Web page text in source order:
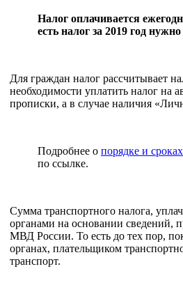
Налог оплачивается
есть налог за 2019 год
Для граждан налог рассчитывает
необходимости уплатить налог на
прописки, а в случае наличия
Подробнее о порядке и
по ссылке.
Сумма транспортного налога,
органами на основании сведений,
МВД России. То есть до тех пор,
органах, плательщиком
транспорт.